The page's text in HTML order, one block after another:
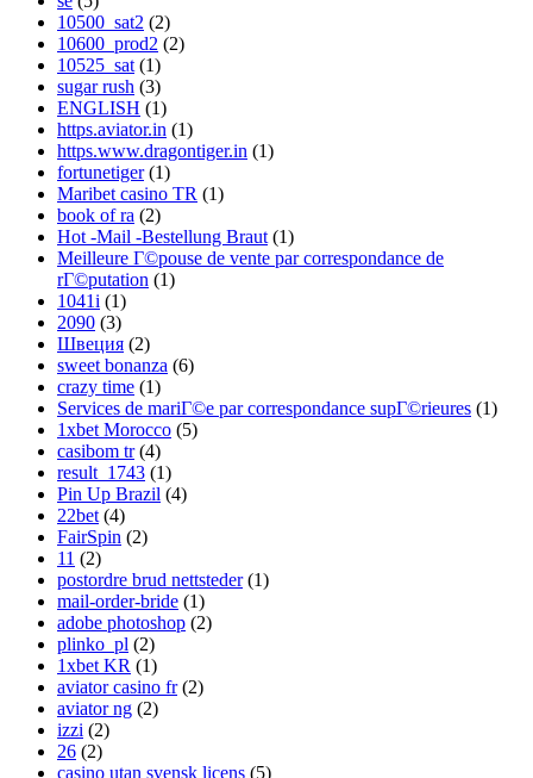
10500_sat2 (2)
10600_prod2 (2)
10525_sat (1)
sugar rush (3)
ENGLISH (1)
https.aviator.in (1)
https.www.dragontiger.in (1)
fortunetiger(1)
Maribet casino TR (1)
book of ra (2)
Hot -Mail -Bestellung Braut (1)
Meilleure Г©pouse de vente par correspondance de
rГ©putation (1)
1041i (1)
2090 (3)
Швеция (2)
sweet bonanza (6)
crazy time (1)
Services de mariГ©e par correspondance supГ©rieures (1)
1xbet Morocco (5)
casibom tr(4)
result_1743 (1)
Pin Up Brazil (4)
22bet (4)
FairSpin (2)
11 (2)
postordre brud nettsteder(1)
mail-order-bride (1)
adobe photoshop (2)
plinko_pl (2)
1xbet KR (1)
aviator casino fr(2)
aviator ng (2)
izzi (2)
26 (2)
casino utan svensk licens (5)